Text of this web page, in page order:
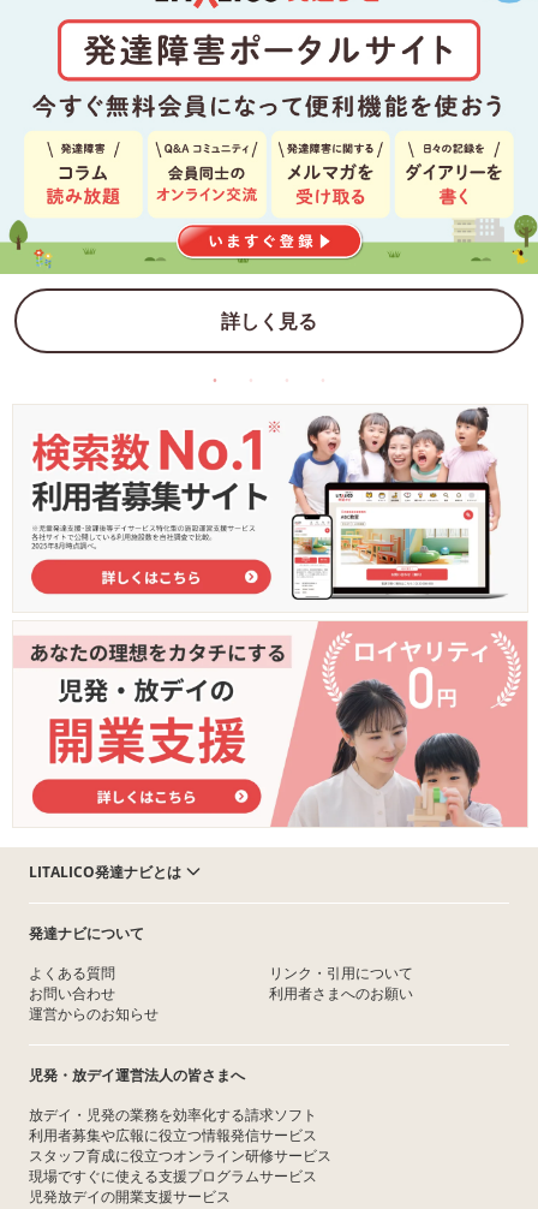
詳しく見る
LITALICO発達ナビとは
発達ナビについて
よくある質問
お問い合わせ
運営からのお知らせ
リンク・引用について
利用者さまへのお願い
児発・放デイ運営法人の皆さまへ
放デイ・児発の業務を効率化する請求ソフト
利用者募集や広報に役立つ情報発信サービス
スタッフ育成に役立つオンライン研修サービス
現場ですぐに使える支援プログラムサービス
児発放デイの開業支援サービス